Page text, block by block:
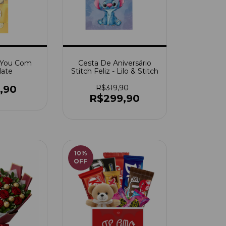
Com
Cesta De Aniversário
Stitch Feliz - Lilo & Stitch
R$319,90
R$299,90
10%
OFF